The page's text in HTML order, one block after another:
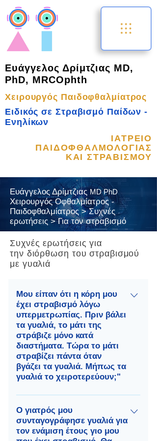
ΙΑΤΡΕΙΟ
ΠΑΙΔΟΦΘΑΛΜΟΛΟΓΙΑΣ
ΚΑΙ ΣΤΡΑΒΙΣΜΟΥ
Ευάγγελος Δρίμτζιας MD,
PhD, MRCOphth
Χειρουργός Παιδοφθαλμίατρος
Ειδικός σε Στραβισμό Παίδων -
Ενηλίκων
Ευάγγελος Δρίμτζιας MD PhD
Χειρουργός Οφθαλμίατρος -
Παιδοφθαλμίατρος > Συχνές
ερωτήσεις > Για τον στραβισμό
Συχνές ερωτήσεις για
την διόρθωση του στραβισμού
με γυαλιά
Μου είπαν ότι η κόρη μου
έχει στραβισμό λόγω
υπερμετρωπίας. Πριν βάλει
τα γυαλιά, το μάτι της
στράβιζε μόνο κατά
διαστήματα. Τώρα το μάτι
στραβίζει πάντα όταν
βγάζει τα γυαλιά. Μήπως τα
γυαλιά το χειροτερεύουν;"
Η κόρη σας έχει την
υποσυνείδητη επιλογή είτε να
βλέπει μια εικόνα θολή και να
κρατάει το μάτι της ευθεία είτε να
Ο γιατρός μου
συνταγογράφησε γυαλιά για
τον ενάμιση έτους γιο μου